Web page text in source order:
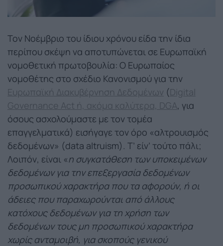
Τον Νοέμβριο του ίδιου χρόνου είδα την ίδια
περίπου σκέψη να αποτυπώνεται σε Ευρωπαϊκή
νομοθετική πρωτοβουλία: Ο Ευρωπαίος
νομοθέτης στο σχέδιο Κανονισμού για την
Ευρωπαϊκή Διακυβέρνηση Δεδομένων (Digital
Governance Act ή, ακόμα καλύτερα, DGA, για
όσους ασχολούμαστε με τον τομέα
επαγγελματικά) εισήγαγε τον όρο «αλτρουισμός
δεδομένων» (data altruism). Τ’ είν’ τούτο πάλι;
Λοιπόν, είναι «η συγκατάθεση των υποκειμένων
δεδομένων για την επεξεργασία δεδομένων
προσωπικού χαρακτήρα που τα αφορούν, ή οι
άδειες που παραχωρούνται από άλλους
κατόχους δεδομένων για τη χρήση των
δεδομένων τους μη προσωπικού χαρακτήρα
χωρίς ανταμοιβή, για σκοπούς γενικού